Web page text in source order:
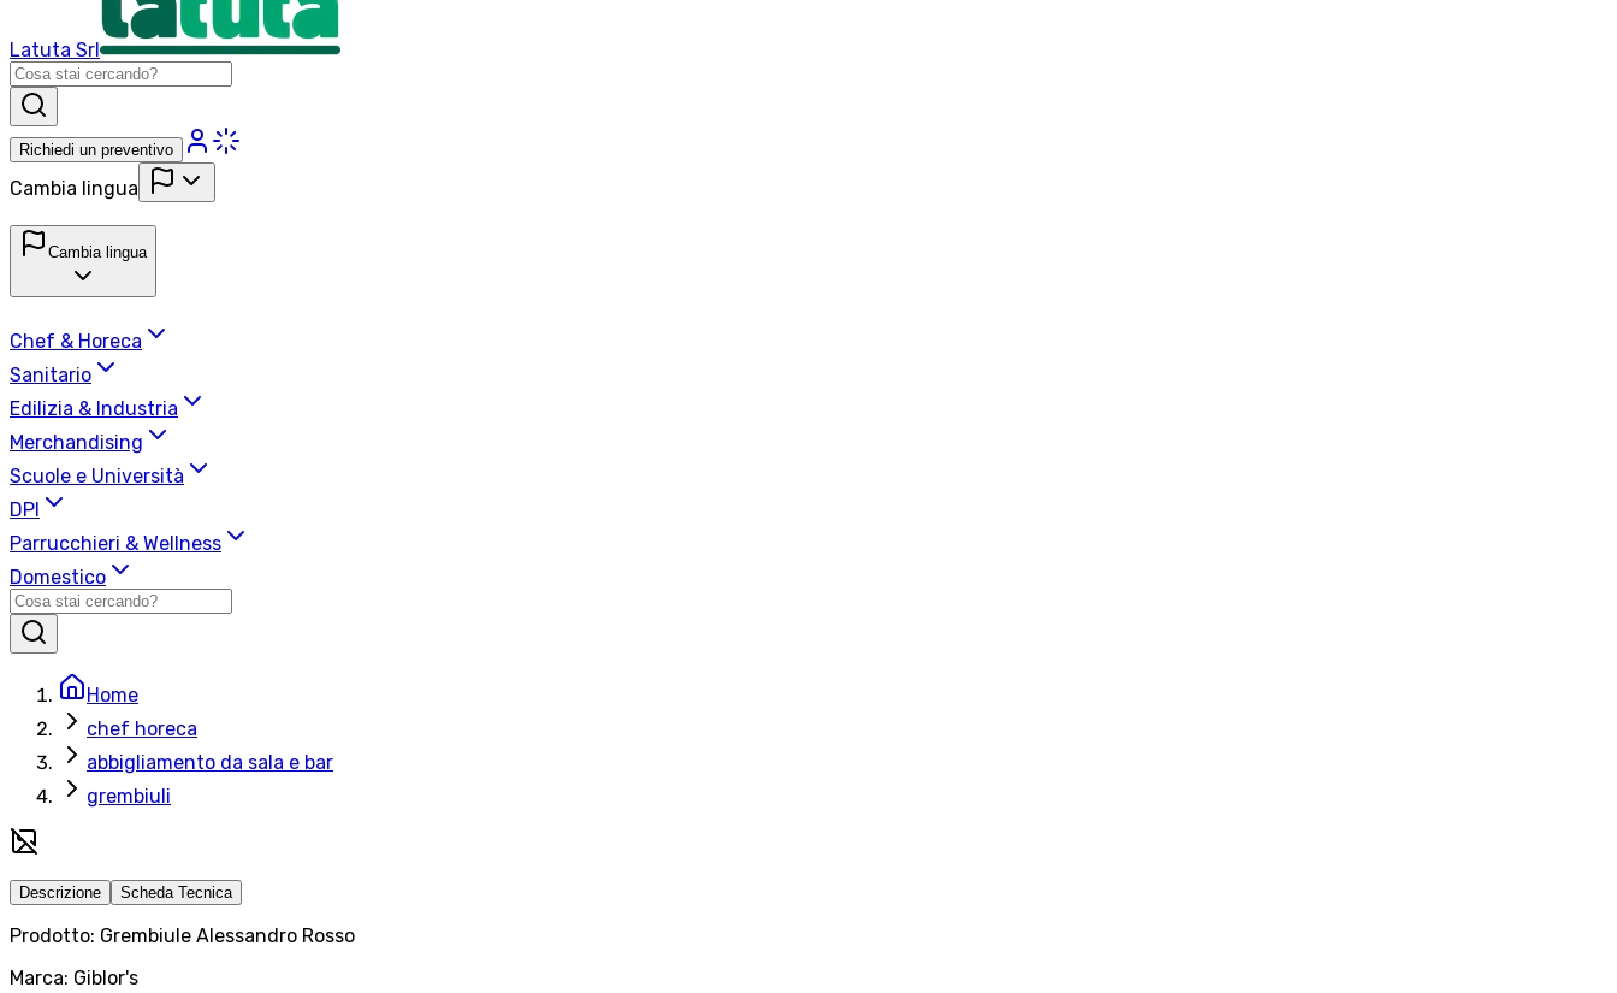
Latuta Srl
Richiedi un preventivo
Cambia lingua
Cambia lingua
Chef & Horeca
Sanitario
Edilizia & Industria
Merchandising
Scuole e Università
DPI
Parrucchieri & Wellness
Domestico
Home
chef horeca
abbigliamento da sala e bar
grembiuli
Descrizione Scheda Tecnica
Prodotto: Grembiule Alessandro Rosso
Marca: Giblor's